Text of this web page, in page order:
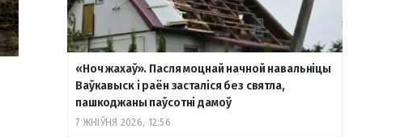
«Ноч жахаў». Пасля моцнай начной навальніцы
Ваўкавыск і раён засталіся без святла,
пашкоджаны паўсотні дамоў
7 ЖНІЎНЯ 2026, 12:56